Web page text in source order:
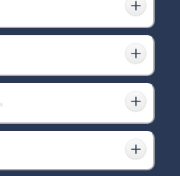
全国20多个城市，感受高铁
最美的风景
件！卡百利艺术涂料与金牌
、美的电器、诺贝尔瓷砖、